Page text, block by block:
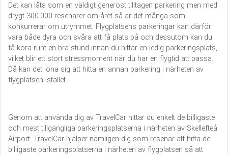
Det kan låta som en väldigt generöst tilltagen parkering men med
drygt 300.000 resenärer om året så är det många som
konkurrerar om utrymmet. Flygplatsens parkeringar kan därför
vara både dyra och svåra att få plats på och dessutom kan du
få köra runt en bra stund innan du hittar en ledig parkeringsplats,
vilket blir ett stort stressmoment när du har en flygtid att passa.
Då kan det löna sig att hitta en annan parkering i närheten av
flygplatsen istället.
Genom att använda dig av TravelCar hittar du enkelt de billigaste
och mest tillgängliga parkeringsplatserna i närheten av Skellefteå
Airport. TravelCar hjälper nämligen dig som resenär att hitta de
billigaste parkeringsplatserna i närheten av flygplatsen så att